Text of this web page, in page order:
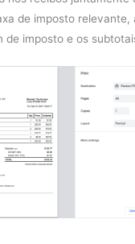
de imposto relevante,
de imposto e os